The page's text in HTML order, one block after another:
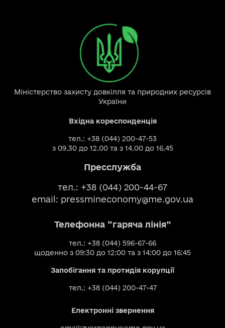
Міністерство захисту довкілля та природних ресурсів
України
Вхідна кореспонденція
тел.: +38 (044) 200-47-53
з 09.30 до 12.00 та з 14.00 до 16.45
Пресслужба
тел.: +38 (044) 200-44-67
email: pressmineconomy@me.gov.ua
Телефонна “гаряча лінія”
тел.: +38 (044) 596-67-66
щоденно з 09:30 до 12:00 та з 14:00 до 16:45
Запобігання та протидія корупції
тел.: +38 (044) 200-47-47
Електронні звернення